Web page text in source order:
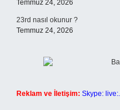
Temmuz 24, 2026
23rd nasıl okunur ?
Temmuz 24, 2026
Reklam ve İletişim: Skype: